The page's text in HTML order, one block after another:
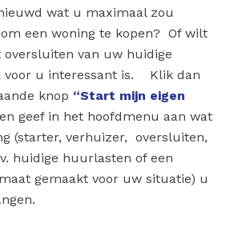
wat u maximaal zou
een woning te kopen? Of wilt
oversluiten van uw huidige
voor u interessant is. Klik dan
knop “Start mijn eigen
en geef in het hoofdmenu aan wat
(starter, verhuizer, oversluiten,
huidige huurlasten of een
gemaakt voor uw situatie) u